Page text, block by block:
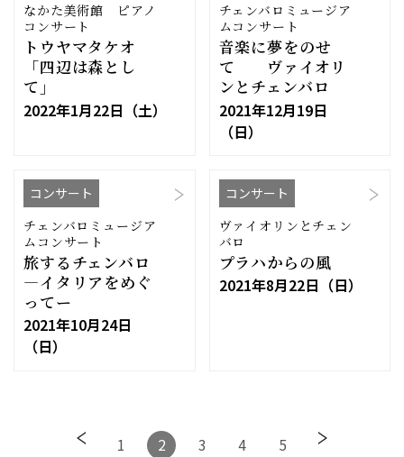
なかた美術館 ピアノ
コンサート
トウヤマタケオ
「四辺は森とし
て」
2022年1月22日（土）
チェンバロミュージア
ムコンサート
音楽に夢をのせ
て ヴァイオリ
ンとチェンバロ
2021年12月19日
（日）
コンサート
チェンバロミュージア
ムコンサート
旅するチェンバロ
―イタリアをめぐ
ってー
2021年10月24日
（日）
コンサート
ヴァイオリンとチェン
バロ
プラハからの風
2021年8月22日（日）
1 2 3 4 5